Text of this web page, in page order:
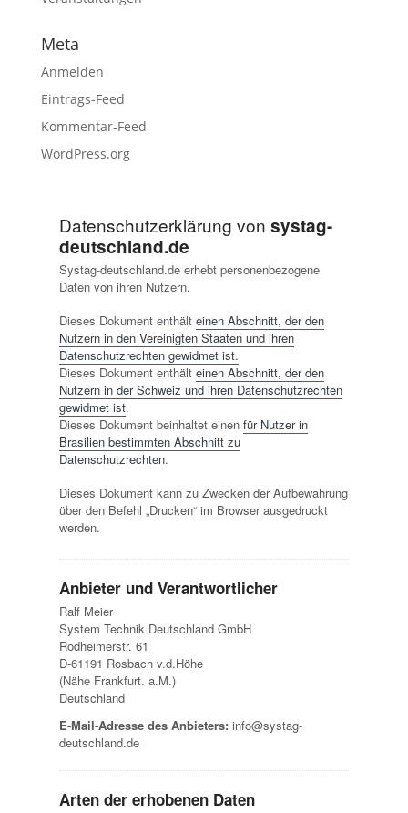
Meta
Anmelden
Eintrags-Feed
Kommentar-Feed
WordPress.org
Datenschutzerklärung von systag-
deutschland.de
Systag-deutschland.de erhebt personenbezogene
Daten von ihren Nutzern.
Dieses Dokument enthält einen Abschnitt, der den
Nutzern in den Vereinigten Staaten und ihren
Datenschutzrechten gewidmet ist.
Dieses Dokument enthält einen Abschnitt, der den
Nutzern in der Schweiz und ihren Datenschutzrechten
gewidmet ist.
Dieses Dokument beinhaltet einen für Nutzer in
Brasilien bestimmten Abschnitt zu
Datenschutzrechten.
Dieses Dokument kann zu Zwecken der Aufbewahrung
über den Befehl „Drucken“ im Browser ausgedruckt
werden.
Anbieter und Verantwortlicher
Ralf Meier
System Technik Deutschland GmbH
Rodheimerstr. 61
D-61191 Rosbach v.d.Höhe
(Nähe Frankfurt. a.M.)
Deutschland
E-Mail-Adresse des Anbieters: info@systag-
deutschland.de
Arten der erhobenen Daten